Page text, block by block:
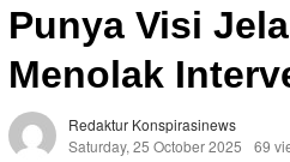
Punya Visi
Menolak
Redaktur Konspirasinews
Saturday, 25 October 2025
69